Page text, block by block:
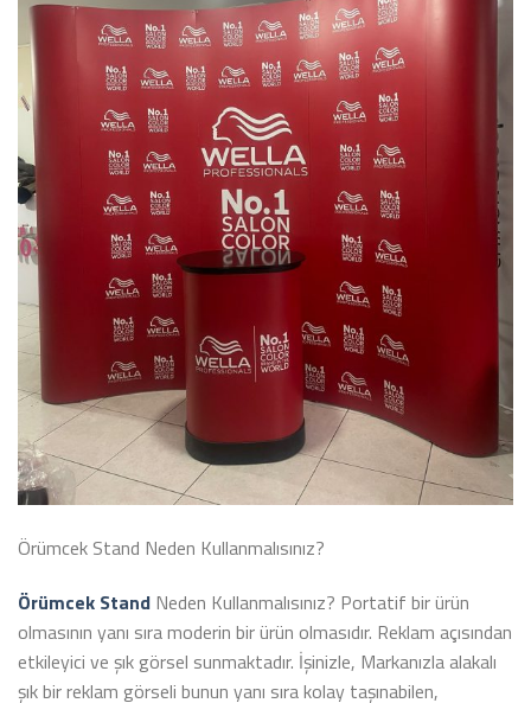
Örümcek Stand Neden Kullanmalısınız?
Örümcek Stand Neden Kullanmalısınız? Portatif bir ürün
olmasının yanı sıra moderin bir ürün olmasıdır. Reklam açısından
etkileyici ve şık görsel sunmaktadır. İşinizle, Markanızla alakalı
şık bir reklam görseli bunun yanı sıra kolay taşınabilen,